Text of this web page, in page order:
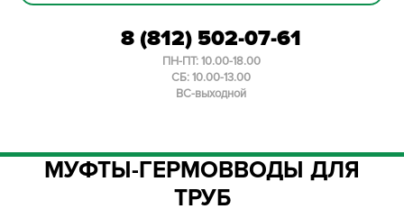
8 (812) 502-07-61
ПН-ПТ: 10.00-18.00
СБ: 10.00-13.00
ВС-выходной
МУФТЫ-ГЕРМОВВОДЫ ДЛЯ
ТРУБ